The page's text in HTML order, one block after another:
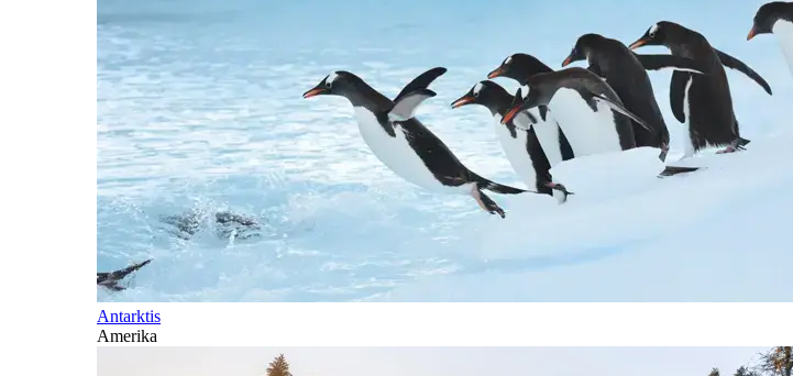
Antarktis
Amerika